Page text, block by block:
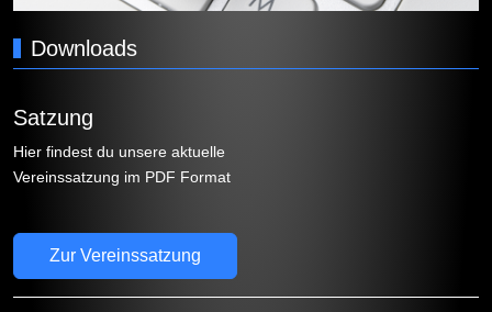
Downloads
Satzung
Hier findest du unsere aktuelle
Vereinssatzung im PDF Format
Zur Vereinssatzung